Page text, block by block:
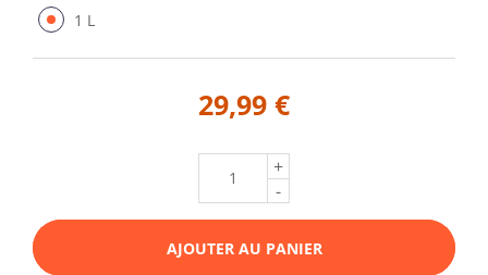
1 L
29,99 €
+
-
AJOUTER AU PANIER